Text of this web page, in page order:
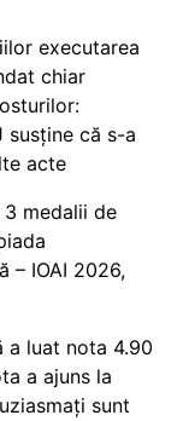
executarea
chiar
susține că s-a
acte
3 medalii de
– IOAI 2026,
a luat nota 4.90
a ajuns la
sunt